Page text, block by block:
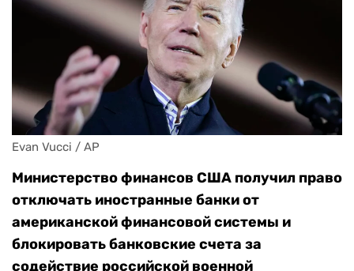
Evan Vucci / AP
Министерство финансов США получил право
отключать иностранные банки от
американской финансовой системы и
блокировать банковские счета за
содействие российской военной